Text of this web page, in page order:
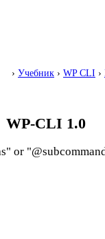
› Учебник › WP CLI ›
WP-CLI 1.0
or